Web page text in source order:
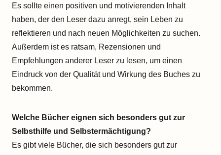
Es sollte einen positiven und motivierenden Inhalt
haben, der den Leser dazu anregt, sein Leben zu
reflektieren und nach neuen Möglichkeiten zu suchen.
Außerdem ist es ratsam, Rezensionen und
Empfehlungen anderer Leser zu lesen, um einen
Eindruck von der Qualität und Wirkung des Buches zu
bekommen.
Welche Bücher eignen sich besonders gut zur
Selbsthilfe und Selbstermächtigung?
Es gibt viele Bücher, die sich besonders gut zur